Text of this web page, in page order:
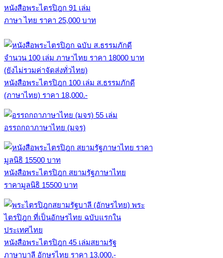
หนังสือพระไตรปิฎก 91 เล่ม
ภาษา ไทย ราคา 25,000 บาท
หนังสือพระไตรปิฎก 100 เล่ม ส.ธรรมภักดี
(ภาษาไทย) ราคา 18,000.-
อรรถกถาภาษาไทย (มจร)
หนังสือพระไตรปิฎก สยามรัฐภาษาไทย
ราคามูลนิธิ 15500 บาท
หนังสือพระไตรปิฎก 45 เล่มสยามรัฐ
ภาษาบาลี อักษรไทย ราคา 13,000.-